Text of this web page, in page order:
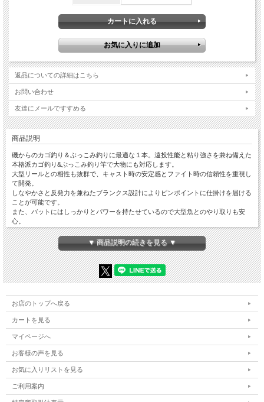
返品についての詳細はこちら
お問い合わせ
友達にメールですすめる
商品説明
磯からのカゴ釣り＆ぶっこみ釣りに最適な１本。遠投性能と粘り強さを兼ね備えた
本格派カゴ釣り&ぶっこみ釣り竿で大物にも対応します。
大型リールとの相性も抜群で、キャスト時の安定感とファイト時の信頼性を重視し
て開発。
しなやかさと反発力を兼ねたブランクス設計によりピンポイントに仕掛けを届ける
ことが可能です。
また、バットにはしっかりとパワーを持たせているので大型魚とのやり取りも安
心。
さらに持ち重りしないバランス設計を実現するなど快適にお使いいただける１本に
仕上げています。
【スペック】
・全長…約3.6m
・仕舞寸法（振出式）…約105.3cm
・先径/元径…約1.6mm/約18.0mm（リールシート上部）
・適応錘負荷…10～20号
・シリーズラインアップ…3-360（5-10号）/4-360（8-15号）/5-360（10-20号）/3-
450（5-10号）/4-450（8-15号）/5-450（10-20号）/6-450（15-25号）/3-530（5-10
号）/4-530（8-15号）/5-530（10-20号）/6-530（15-25号）
※一部共通画像を使用しています
「社内管理番号5」
▼ 商品説明の続きを見る ▼
お店のトップへ戻る
カートを見る
マイページへ
お客様の声を見る
お気に入りリストを見る
ご利用案内